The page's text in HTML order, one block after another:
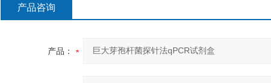
产品咨询
产品：